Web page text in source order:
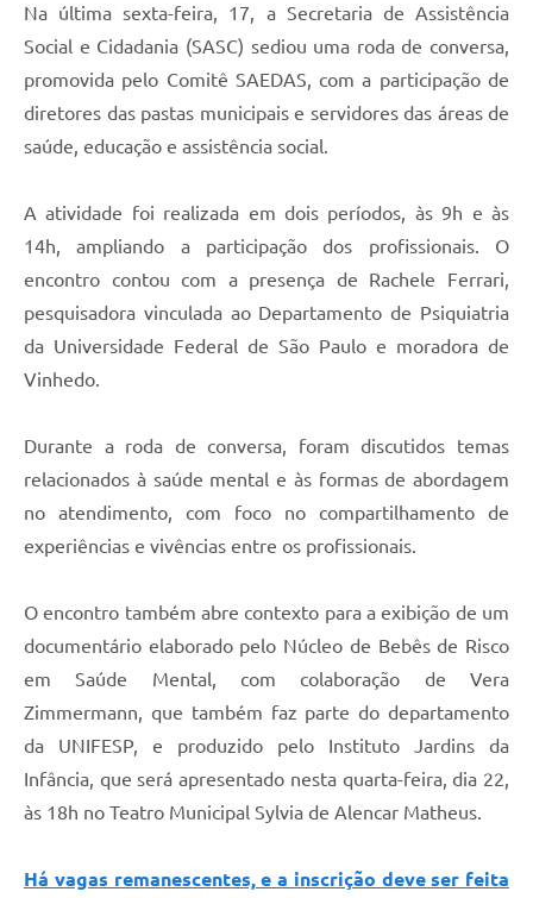
Links Úteis
Na última sexta-feira, 17, a Secretaria de Assistência
Social e Cidadania (SASC) sediou uma roda de conversa,
promovida pelo Comitê SAEDAS, com a participação de
diretores das pastas municipais e servidores das áreas de
saúde, educação e assistência social.
A atividade foi realizada em dois períodos, às 9h e às
14h, ampliando a participação dos profissionais. O
encontro contou com a presença de Rachele Ferrari,
pesquisadora vinculada ao Departamento de Psiquiatria
da Universidade Federal de São Paulo e moradora de
Vinhedo.
Durante a roda de conversa, foram discutidos temas
relacionados à saúde mental e às formas de abordagem
no atendimento, com foco no compartilhamento de
experiências e vivências entre os profissionais.
O encontro também abre contexto para a exibição de um
documentário elaborado pelo Núcleo de Bebês de Risco
em Saúde Mental, com colaboração de Vera
Zimmermann, que também faz parte do departamento
da UNIFESP, e produzido pelo Instituto Jardins da
Infância, que será apresentado nesta quarta-feira, dia 22,
às 18h no Teatro Municipal Sylvia de Alencar Matheus.
Há vagas remanescentes, e a inscrição deve ser feita